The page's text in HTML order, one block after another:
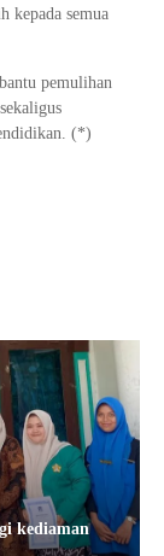
kepada semua
pemulihan
(*)
kediaman